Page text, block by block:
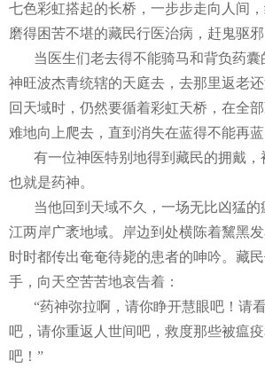
七色彩虹搭起的长桥，一步步走向人间
磨得困苦不堪的藏民行医治病，赶鬼驱邪
当医生们老去得不能骑马和背负药
神旺波杰青统辖的天庭去，去那里返老
回天域时，仍然要循着彩虹天桥，在全
难地向上爬去，直到消失在蓝得不能再蓝
有一位神医特别地得到藏民的拥戴，
也就是药神。
当他回到天域不久，一场无比凶猛
江两岸广袤地域。岸边到处横陈着黧黑
时时都传出奄奄待毙的患者的呻吟。藏
手，向天空苦苦地哀告着：
“药神弥拉啊，请你睁开慧眼吧！请
吧，请你重返人世间吧，救度那些被瘟
吧！”